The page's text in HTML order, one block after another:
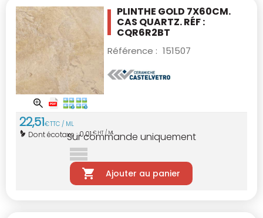
PLINTHE GOLD 7X60CM.
CAS QUARTZ. RÉF :
CQR6R2BT
Référence : 151507
22,51€TTC / ML
Dont écotaxe :0,01€ HT / ML
Sur commande uniquement
Ajouter au panier